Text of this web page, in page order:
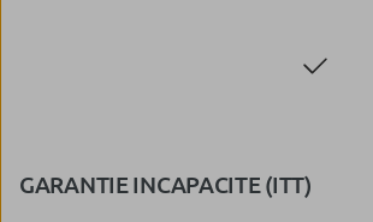
GARANTIE INCAPACITE (ITT)